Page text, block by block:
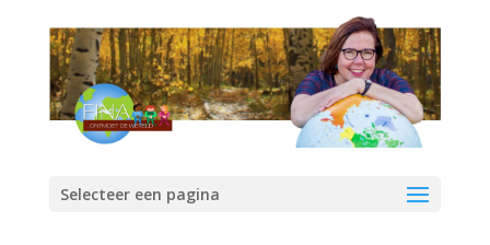
Selecteer een pagina